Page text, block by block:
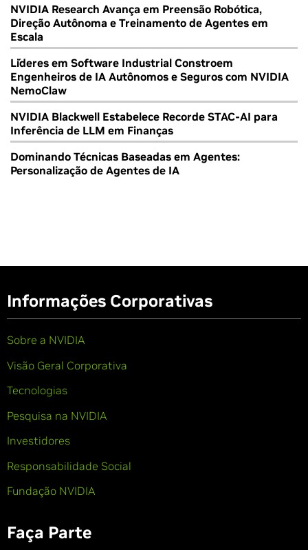
NVIDIA Research Avança em Preensão Robótica,
Direção Autônoma e Treinamento de Agentes em
Escala
Líderes em Software Industrial Constroem
Engenheiros de IA Autônomos e Seguros com NVIDIA
NemoClaw
NVIDIA Blackwell Estabelece Recorde STAC-AI para
Inferência de LLM em Finanças
Dominando Técnicas Baseadas em Agentes:
Personalização de Agentes de IA
Informações Corporativas
Sobre a NVIDIA
Visão Geral Corporativa
Tecnologias
Pesquisa na NVIDIA
Investidores
Responsabilidade Social
Fundação NVIDIA
Faça Parte